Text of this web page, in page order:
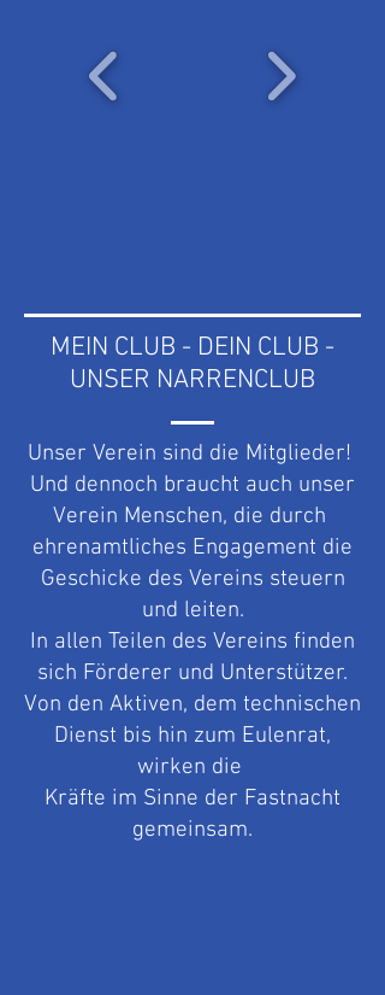
MEIN CLUB - DEIN CLUB -
UNSER NARRENCLUB
Unser Verein sind die Mitglieder!
Und dennoch braucht auch unser
Verein Menschen, die durch
ehrenamtliches Engagement die
Geschicke des Vereins steuern
und leiten.
In allen Teilen des Vereins finden
sich Förderer und Unterstützer.
Von den Aktiven, dem technischen
Dienst bis hin zum Eulenrat,
wirken die
Kräfte im Sinne der Fastnacht
gemeinsam.